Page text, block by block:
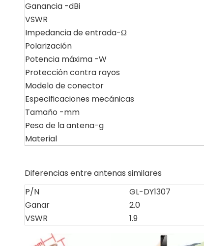
Ganancia -dBi
VSWR
Impedancia de entrada-Ω
Polarización
Potencia máxima -W
Protección contra rayos
Modelo de conector
Especificaciones mecánicas
Tamaño -mm
Peso de la antena-g
Material
Diferencias entre antenas similares
P/N
GL-DY1307
Ganar
2.0
VSWR
1.9